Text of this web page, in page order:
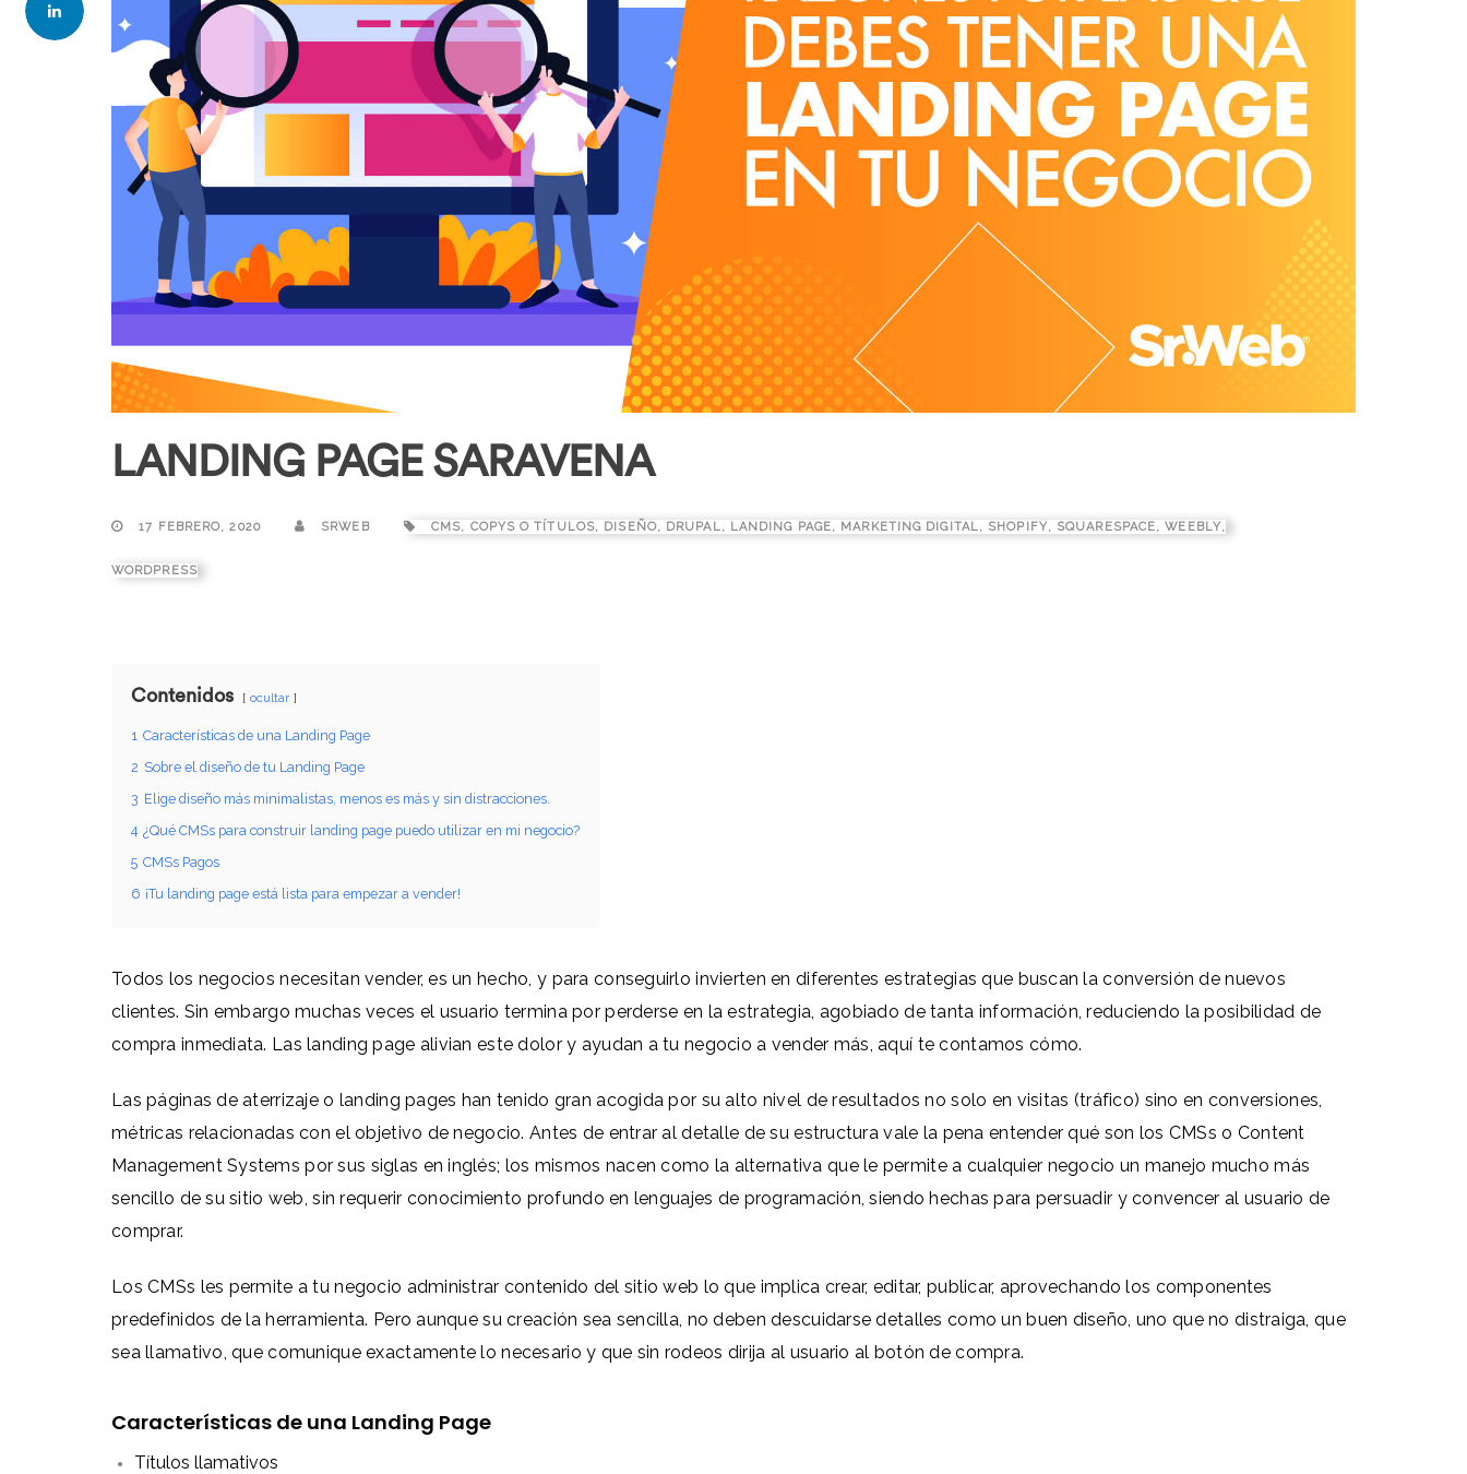
LANDING PAGE SARAVENA
17 FEBRERO, 2020 SRWEB CMS, COPYS O TÍTULOS, DISEÑO, DRUPAL, LANDING PAGE, MARKETING DIGITAL, SHOPIFY, SQUARESPACE,WEEBLY,
WORDPRESS
Contenidos ocultar
1 Características de una Landing Page
2 Sobre el diseño de tu Landing Page
3 Elige diseño más minimalistas, menos es más y sin distracciones.
4 ¿Qué CMSs para construir landing page puedo utilizar en mi negocio?
5 CMSs Pagos
6 ¡Tu landing page está lista para empezar a vender!
Todos los negocios necesitan vender, es un hecho, y para conseguirlo invierten en diferentes estrategias que buscan la conversión de nuevos
clientes. Sin embargo muchas veces el usuario termina por perderse en la estrategia, agobiado de tanta información, reduciendo la posibilidad de
compra inmediata. Las landing page alivian este dolor y ayudan a tu negocio a vender más, aquí te contamos cómo.
Las páginas de aterrizaje o landing pages han tenido gran acogida por su alto nivel de resultados no solo en visitas (tráfico) sino en conversiones,
métricas relacionadas con el objetivo de negocio. Antes de entrar al detalle de su estructura vale la pena entender qué son los CMSs o Content
Management Systems por sus siglas en inglés; los mismos nacen como la alternativa que le permite a cualquier negocio un manejo mucho más
sencillo de su sitio web, sin requerir conocimiento profundo en lenguajes de programación, siendo hechas para persuadir y convencer al usuario de
comprar.
Los CMSs les permite a tu negocio administrar contenido del sitio web lo que implica crear, editar, publicar, aprovechando los componentes
predefinidos de la herramienta. Pero aunque su creación sea sencilla, no deben descuidarse detalles como un buen diseño, uno que no distraiga, que
sea llamativo, que comunique exactamente lo necesario y que sin rodeos dirija al usuario al botón de compra.
Características de una Landing Page
Títulos llamativos